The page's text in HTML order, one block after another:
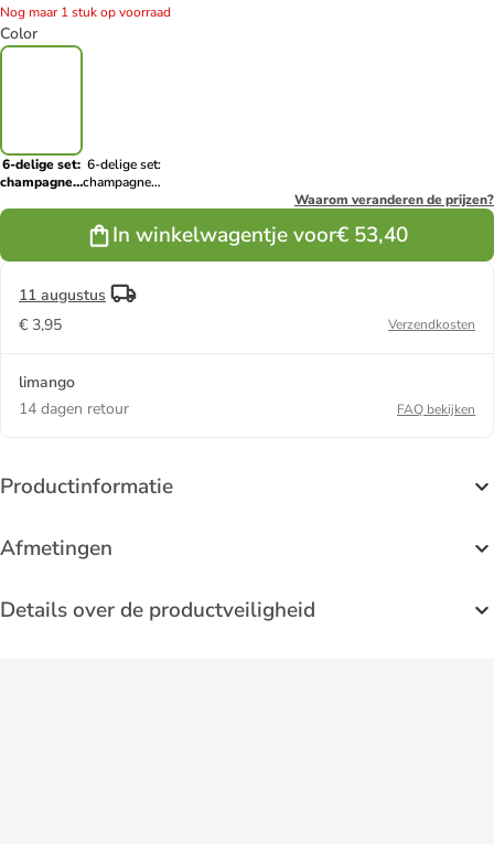
Nog maar 1 stuk op voorraad
Color
6-delige set:
champagneglazen
6-delige set:
champagneglazen
Waarom veranderen de prijzen?
In winkelwagentje voor€ 53,40
11 augustus
€ 3,95
Verzendkosten
limango
14 dagen retour
FAQ bekijken
Productinformatie
Afmetingen
Details over de productveiligheid